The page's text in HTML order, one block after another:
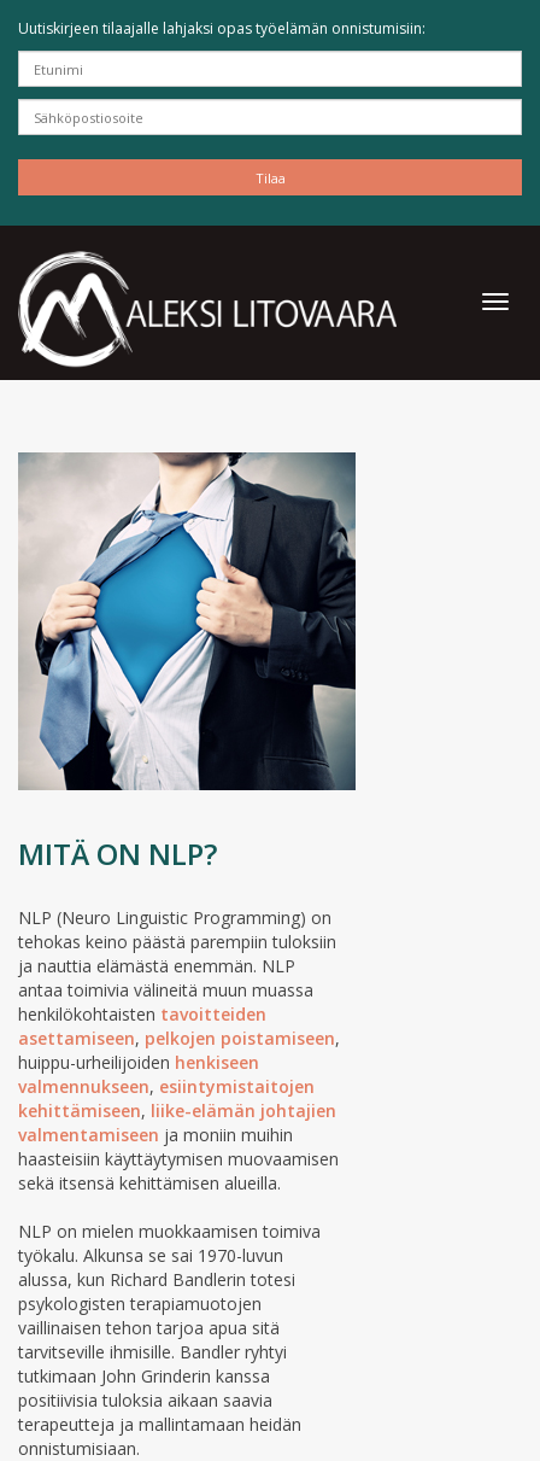
Uutiskirjeen tilaajalle lahjaksi opas työelämän onnistumisiin:
MITÄ ON NLP?
NLP (Neuro Linguistic Programming) on
tehokas keino päästä parempiin tuloksiin
ja nauttia elämästä enemmän. NLP
antaa toimivia välineitä muun muassa
henkilökohtaisten tavoitteiden
asettamiseen, pelkojen poistamiseen,
huippu-urheilijoiden henkiseen
valmennukseen, esiintymistaitojen
kehittämiseen, liike-elämän johtajien
valmentamiseen ja moniin muihin
haasteisiin käyttäytymisen muovaamisen
sekä itsensä kehittämisen alueilla.
NLP on mielen muokkaamisen toimiva
työkalu. Alkunsa se sai 1970-luvun
alussa, kun Richard Bandlerin totesi
psykologisten terapiamuotojen
vaillinaisen tehon tarjoa apua sitä
tarvitseville ihmisille. Bandler ryhtyi
tutkimaan John Grinderin kanssa
positiivisia tuloksia aikaan saavia
terapeutteja ja mallintamaan heidän
onnistumisiaan.